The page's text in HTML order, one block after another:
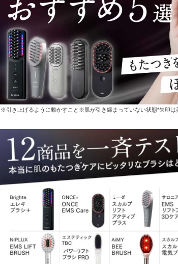
※引き上げるように動かすこと※肌が引き締まっていない状態*矢印は